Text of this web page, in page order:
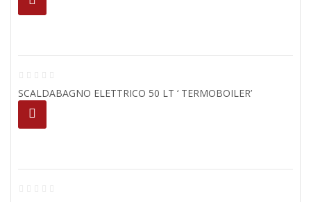
SCALDABAGNO ELETTRICO 50 LT ‘ TERMOBOILER’